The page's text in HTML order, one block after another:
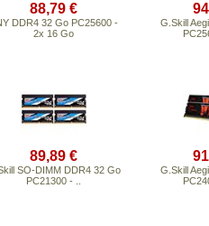
88,79 €
DDR4 32 Go PC25600 -
2x 16 Go
G.Skill
89,89 €
SO-DIMM DDR4 32 Go
PC21300 - ..
G.Skill